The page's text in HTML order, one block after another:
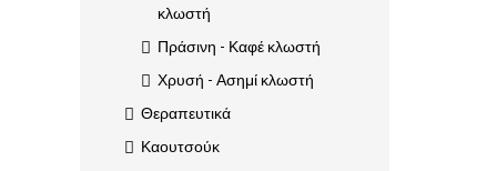
κλωστή
Πράσινη - Καφέ κλωστή
Χρυσή - Ασημί κλωστή
Θεραπευτικά
Καουτσούκ